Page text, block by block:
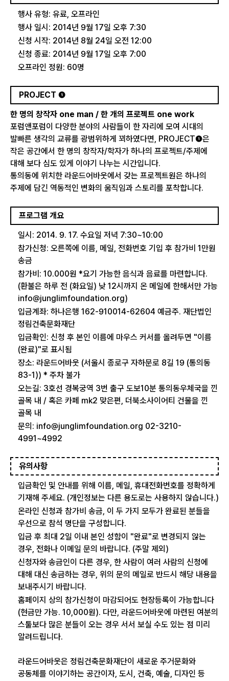
행사 유형: 유료, 오프라인
행사 일시: 2014년 9월 17일 오후 7:30
신청 시작: 2014년 8월 24일 오전 12:00
신청 종료: 2014년 9월 17일 오후 7:00
오프라인 정원: 60명
PROJECT ❶
한 명의 창작자 one man / 한 개의 프로젝트 one work
포럼앤포럼이 다양한 분야의 사람들이 한 자리에 모여 시대의
발빠른 생각의 교류를 광범위하게 꾀하였다면, PROJECT❶은
작은 공간에서 한 명의 창작자/학자가 하나의 프로젝트/주제에
대해 보다 심도 있게 이야기 나누는 시간입니다.
통의동에 위치한 라운드어바웃에서 갖는 프로젝트원은 하나의
주제에 담긴 역동적인 변화의 움직임과 스토리를 포착합니다.
프로그램 개요
일시: 2014. 9. 17. 수요일 저녁 7:30~10:00
참가신청: 오른쪽에 이름, 메일, 전화번호 기입 후 참가비 1만원
송금
참가비: 10.000원 *요기 가능한 음식과 음료를 마련합니다.
(환불은 하루 전 (화요일) 낮 12시까지 온 메일에 한해서만 가능
info@junglimfoundation.org)
입금계좌: 하나은행 162-910014-62604 예금주. 재단법인
정림건축문화재단
입금확인: 신청 후 본인 이름에 마우스 커서를 올려두면 "이름
(완료)"로 표시됨
장소: 라운드어바웃 (서울시 종로구 자하문로 8길 19 (통의동
83-1)) * 주차 불가
오는길: 3호선 경복궁역 3번 출구 도보10분 통의동우체국을 낀
골목 내 / 혹은 카페 mk2 맞은편, 더북소사이어티 건물을 낀
골목 내
문의: info@junglimfoundation.org 02-3210-
4991~4992
유의사항
입금확인 및 안내를 위해 이름, 메일, 휴대전화번호를 정확하게
기재해 주세요. (개인정보는 다른 용도로는 사용하지 않습니다.)
온라인 신청과 참가비 송금, 이 두 가지 모두가 완료된 분들을
우선으로 참석 명단을 구성합니다.
입금 후 최대 2일 이내 본인 성함이 "완료"로 변경되지 않는
경우, 전화나 이메일 문의 바랍니다. (주말 제외)
신청자와 송금인이 다른 경우, 한 사람이 여러 사람의 신청에
대해 대신 송금하는 경우, 위의 문의 메일로 반드시 해당 내용을
보내주시기 바랍니다.
홈페이지 상의 참가신청이 마감되어도 현장등록이 가능합니다
(현금만 가능. 10,000원). 다만, 라운드어바웃에 마련된 여분의
스툴보다 많은 분들이 오는 경우 서서 보실 수도 있는 점 미리
알려드립니다.
라운드어바웃은 정림건축문화재단이 새로운 주거문화와
공동체를 이야기하는 공간이자, 도시, 건축, 예술, 디자인 등